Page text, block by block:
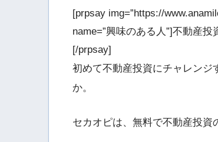
[prpsay img=”https://
name=”興味のある人”]不動産
[/prpsay]
初めて不動産投資にチャレンジ
か。
セカオピは、無料で不動産投資